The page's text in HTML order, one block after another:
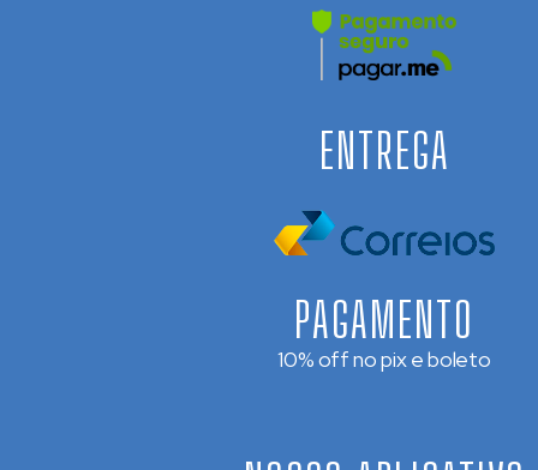
PAGAMENTO
10% off no pix e boleto
ENTREGA